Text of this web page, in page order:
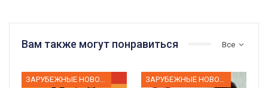
Все
Вам также могут понравиться
ЗАРУБЕЖНЫЕ НОВОСТИ ЗАРУБЕЖНЫЕ НОВОСТИ